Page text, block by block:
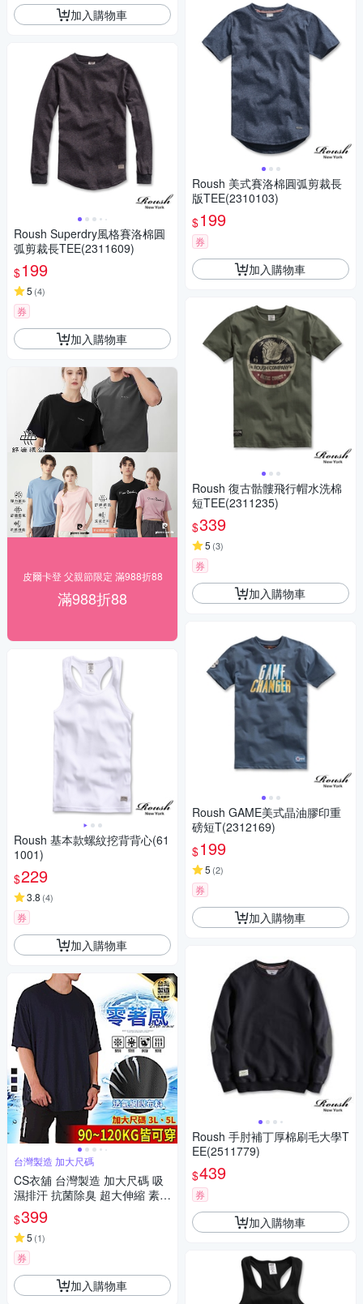
加入購物車
Roush Superdry風格賽洛棉圓
弧剪裁長TEE(2311609)
$199
5 (4)
券
加入購物車
皮爾卡登 父親節限定 滿988折88
滿988折88
Roush 基本款螺紋挖背背心(61
1001)
$229
3.8 (4)
券
加入購物車
台灣製造 加大尺碼
CS衣舖 台灣製造 加大尺碼 吸
濕排汗 抗菌除臭 超大伸縮 素面
短TEE
$399
5 (1)
券
加入購物車
Roush 美式賽洛棉圓弧剪裁長
版TEE(2310103)
$199
券
加入購物車
Roush 復古骷髏飛行帽水洗棉
短TEE(2311235)
$339
5 (3)
券
加入購物車
Roush GAME美式晶油膠印重
磅短T(2312169)
$199
5 (2)
券
加入購物車
Roush 手肘補丁厚棉刷毛大學T
EE(2511779)
$439
券
加入購物車